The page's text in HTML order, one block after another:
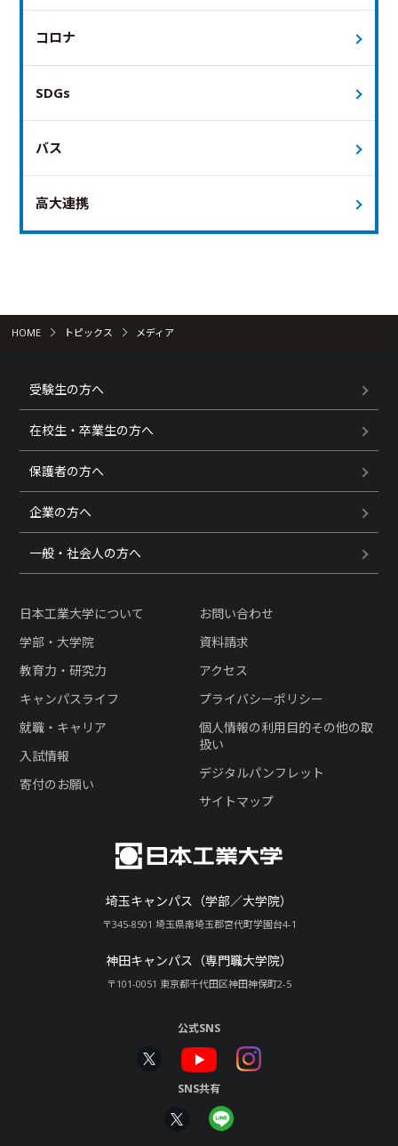
コロナ
SDGs
バス
高大連携
HOME トピックス メディア
受験生の方へ
在校生・卒業生の方へ
保護者の方へ
企業の方へ
一般・社会人の方へ
埼玉キャンパス（学部／大学院）
〒345-8501 埼玉県南埼玉郡宮代町学園台4-1
神田キャンパス（専門職大学院）
〒101-0051 東京都千代田区神田神保町2-5
日本工業大学について
学部・大学院
教育力・研究力
キャンパスライフ
就職・キャリア
入試情報
寄付のお願い
お問い合わせ
資料請求
アクセス
プライバシーポリシー
個人情報の利用目的その他の取
扱い
デジタルパンフレット
サイトマップ
公式SNS
SNS共有